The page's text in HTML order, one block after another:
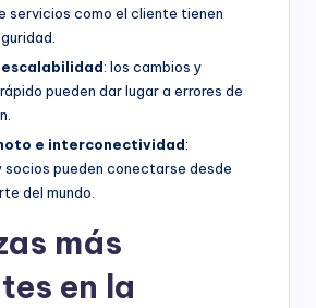
servicios como el cliente tienen
escalabilidad: los cambios y
pueden dar lugar a errores de
e interconectividad:
socios pueden conectarse desde
del mundo.
más
en la